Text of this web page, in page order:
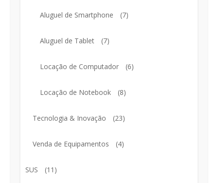
Aluguel de Smartphone (7)
Aluguel de Tablet (7)
Locação de Computador (6)
Locação de Notebook (8)
Tecnologia & Inovação (23)
Venda de Equipamentos (4)
SUS (11)